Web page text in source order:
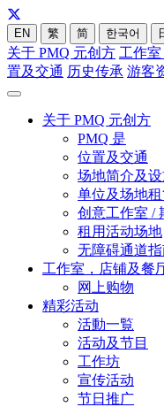
EN 繁 简 한국어
关于 PMQ 元创方 工作
置及交通 历史传承 游客
关于 PMQ 元创方
PMQ 是
位置及交通
场地简介及
单位及场地
创意工作室 /
租用活动场地
无障碍通道
工作室，店铺及餐
网上购物
精彩活动
活動一覧
活动及节目
工作坊
宣传活动
节日推广